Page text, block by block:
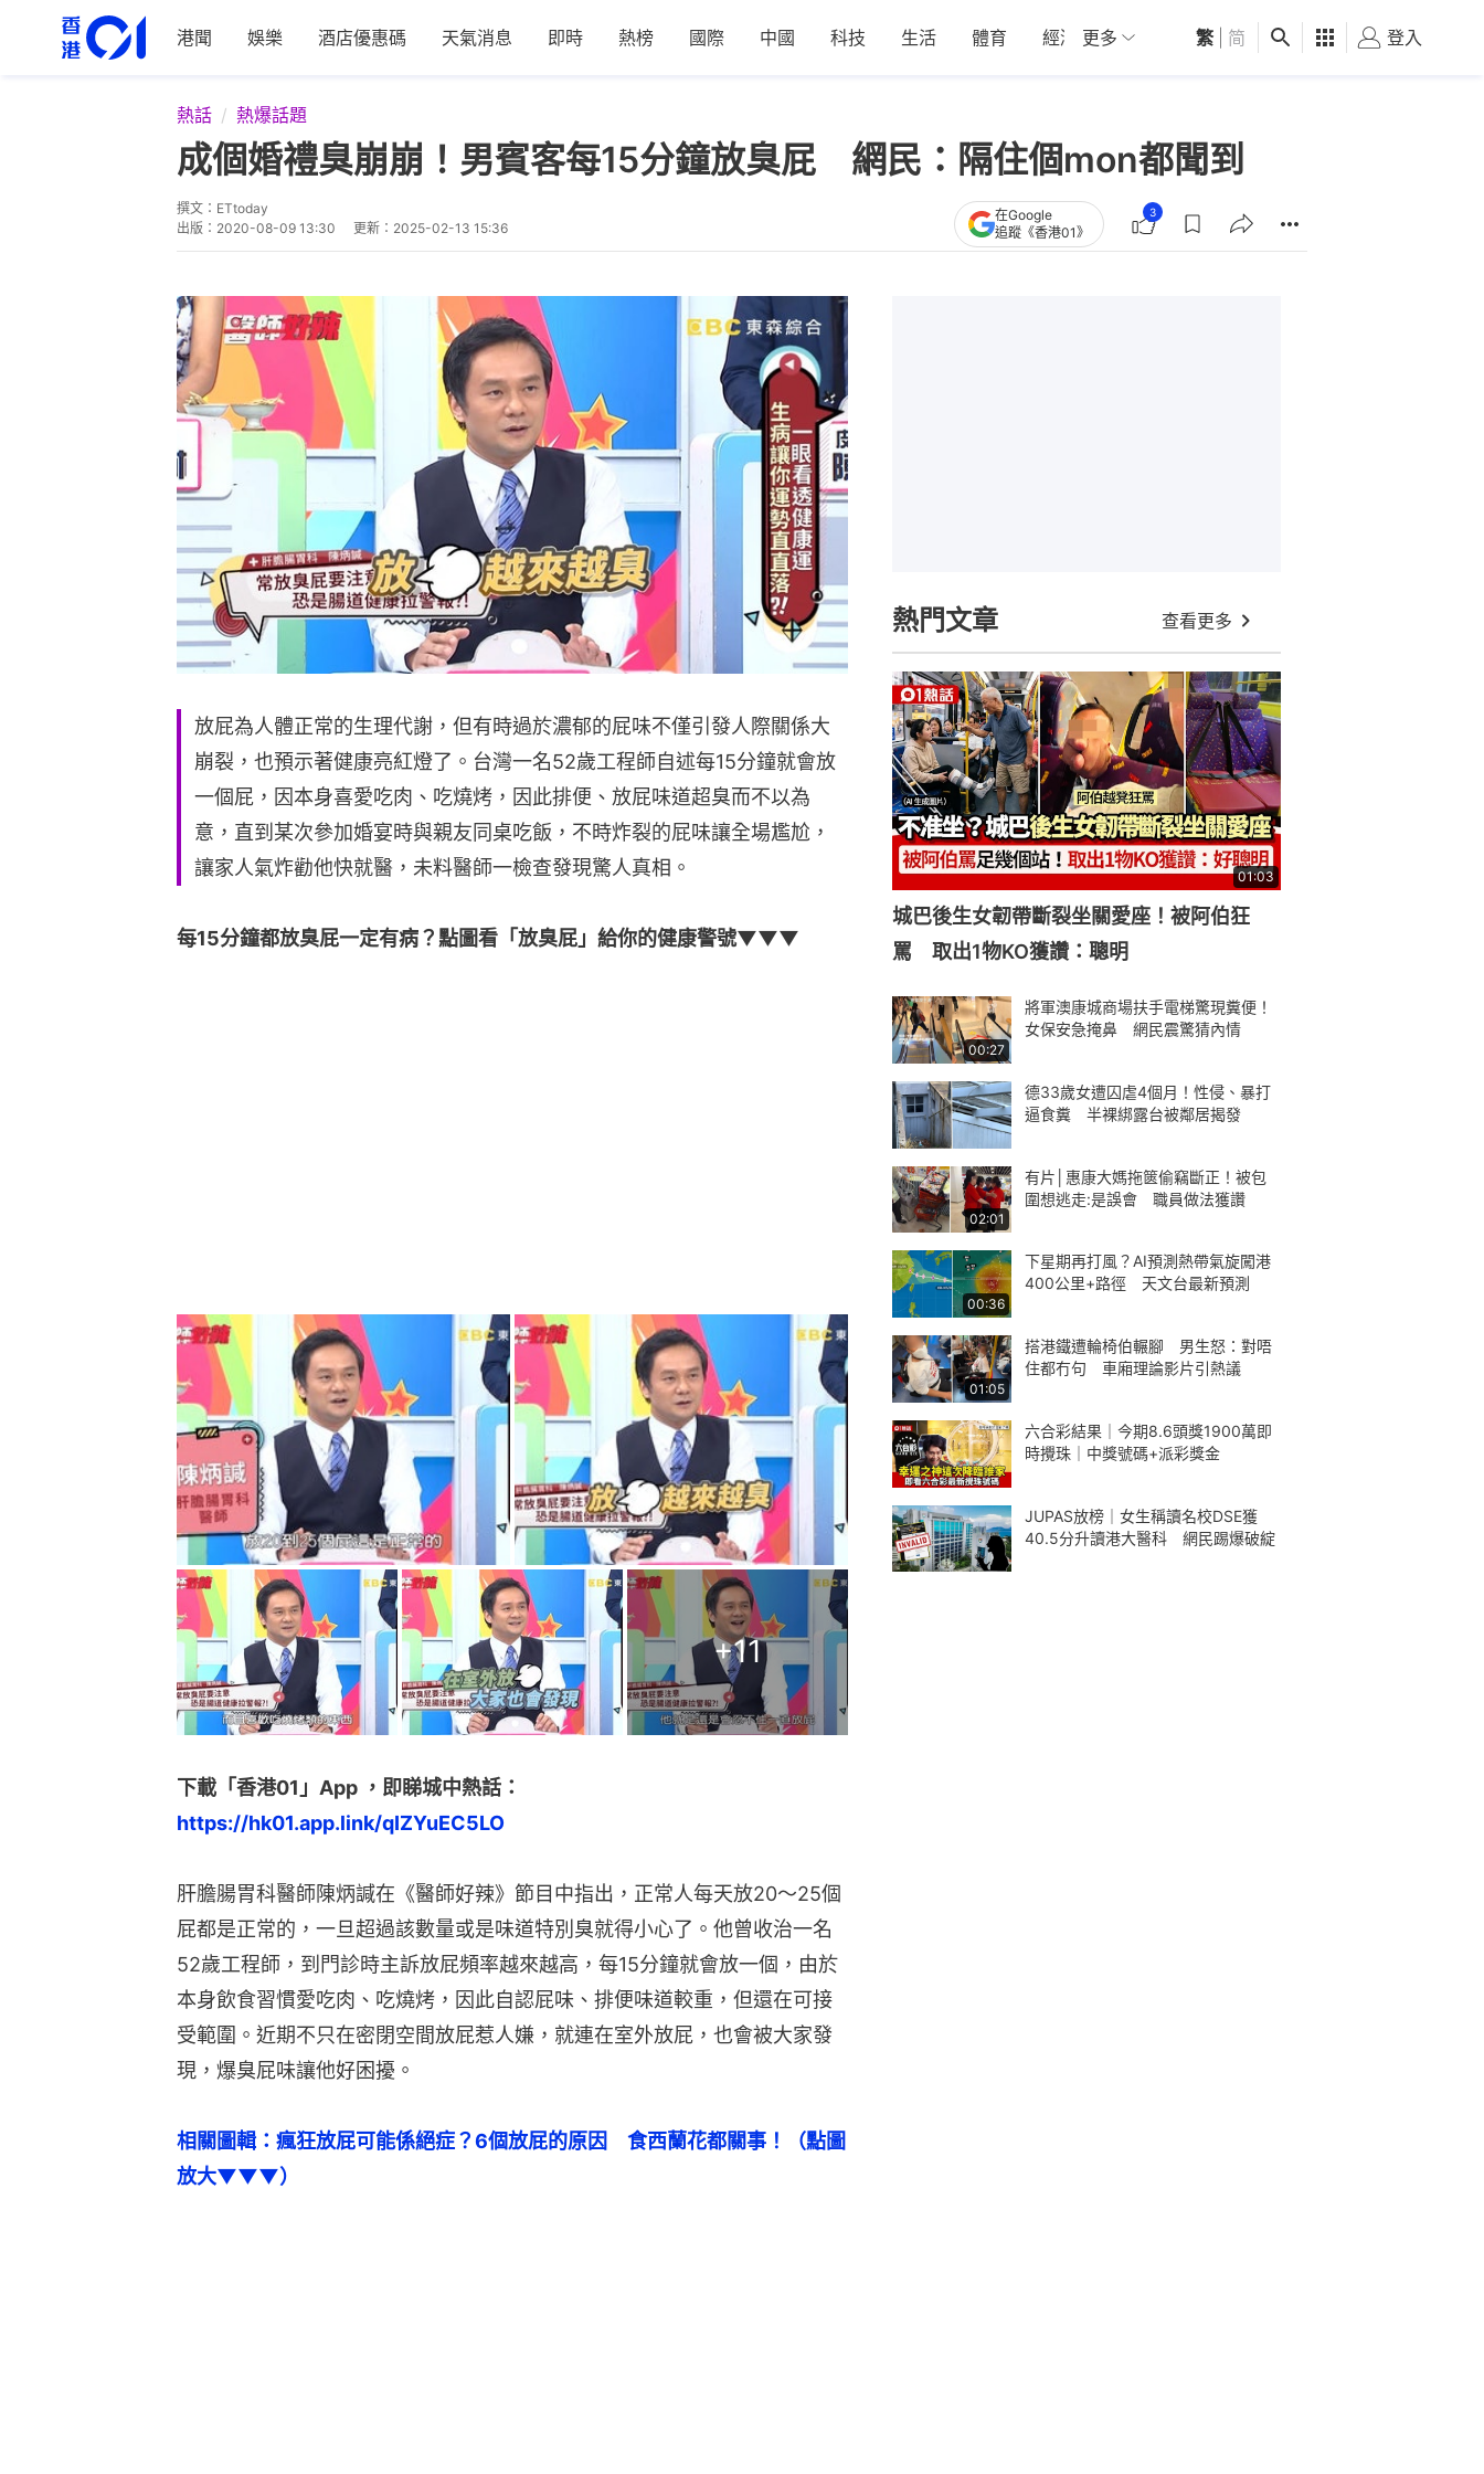
港聞 娛樂 酒店優惠碼 天氣消息 即時 熱榜 國際 中國 科技 生活 體育 經濟 01深圳 觀點 健康 好食玩飛
更多 繁 简 登入
熱話 熱爆話題
成個婚禮臭崩崩！男賓客每15分鐘放臭屁 網民：隔住個mon都聞到
撰文： ETtoday
出版： 2020-08-09 13:30 更新： 2025-02-13 15:36
在Google
追蹤《香港01》
3
放屁為人體正常的生理代謝，但有時過於濃郁的屁味不僅引發人際關係大
崩裂，也預示著健康亮紅燈了。台灣一名52歲工程師自述每15分鐘就會放
一個屁，因本身喜愛吃肉、吃燒烤，因此排便、放屁味道超臭而不以為
意，直到某次參加婚宴時與親友同桌吃飯，不時炸裂的屁味讓全場尷尬，
讓家人氣炸勸他快就醫，未料醫師一檢查發現驚人真相。
每15分鐘都放臭屁一定有病？點圖看「放臭屁」給你的健康警號▼▼▼
+11
下載「香港01」App ，即睇城中熱話：
https://hk01.app.link/qIZYuEC5LO
肝膽腸胃科醫師陳炳諴在《醫師好辣》節目中指出，正常人每天放20～25個
屁都是正常的，一旦超過該數量或是味道特別臭就得小心了。他曾收治一名
52歲工程師，到門診時主訴放屁頻率越來越高，每15分鐘就會放一個，由於
本身飲食習慣愛吃肉、吃燒烤，因此自認屁味、排便味道較重，但還在可接
受範圍。近期不只在密閉空間放屁惹人嫌，就連在室外放屁，也會被大家發
現，爆臭屁味讓他好困擾。
相關圖輯：瘋狂放屁可能係絕症？6個放屁的原因　食西蘭花都關事！（點圖
放大▼▼▼）
熱門文章 查看更多
01:03
城巴後生女韌帶斷裂坐關愛座！被阿伯狂
罵 取出1物KO獲讚：聰明
00:27
將軍澳康城商場扶手電梯驚現糞便！
女保安急掩鼻 網民震驚猜內情
德33歲女遭囚虐4個月！性侵、暴打
逼食糞 半裸綁露台被鄰居揭發
02:01
有片│惠康大媽拖篋偷竊斷正！被包
圍想逃走:是誤會 職員做法獲讚
00:36
下星期再打風？AI預測熱帶氣旋闖港
400公里+路徑 天文台最新預測
01:05
搭港鐵遭輪椅伯輾腳 男生怒：對唔
住都冇句 車廂理論影片引熱議
六合彩結果｜今期8.6頭獎1900萬即
時攪珠｜中獎號碼+派彩獎金
JUPAS放榜｜女生稱讀名校DSE獲
40.5分升讀港大醫科 網民踢爆破綻